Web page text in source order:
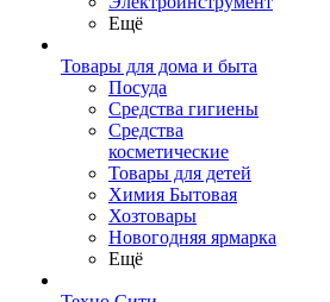
Ещё
Товары для дома и быта
Посуда
Средства гигиены
Средства
косметические
Товары для детей
Химия Бытовая
Хозтовары
Новогодняя ярмарка
Ещё